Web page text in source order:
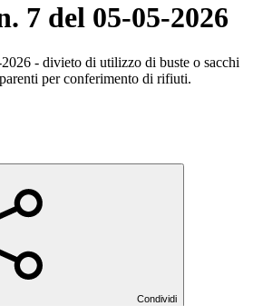
7 del 05-05-2026
- divieto di utilizzo di buste o sacchi
per conferimento di rifiuti.
Condividi